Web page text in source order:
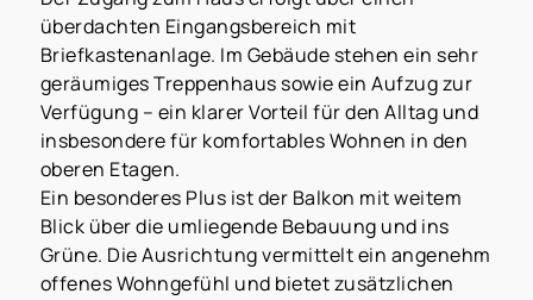
überdachten Eingangsbereich mit
Briefkastenanlage. Im Gebäude stehen ein sehr
geräumiges Treppenhaus sowie ein Aufzug zur
Verfügung – ein klarer Vorteil für den Alltag und
insbesondere für komfortables Wohnen in den
oberen Etagen.
Ein besonderes Plus ist der Balkon mit weitem
Blick über die umliegende Bebauung und ins
Grüne. Die Ausrichtung vermittelt ein angenehm
offenes Wohngefühl und bietet zusätzlichen